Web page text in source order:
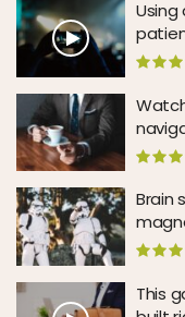
Using
Brain
This